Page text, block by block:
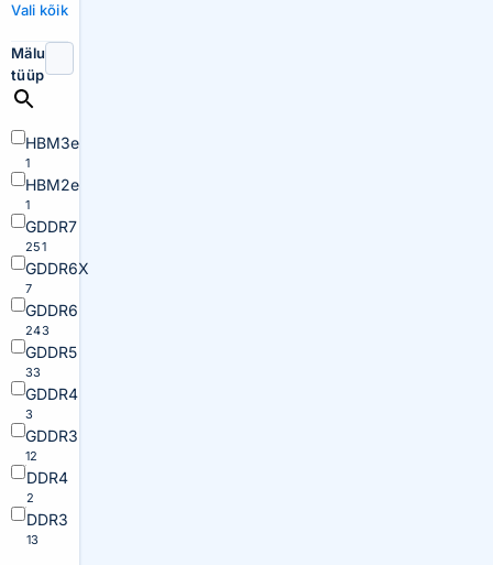
Vali kõik
Mälu
tüüp
HBM3e
1
HBM2e
1
GDDR7
251
GDDR6X
7
GDDR6
243
GDDR5
33
GDDR4
3
GDDR3
12
DDR4
2
DDR3
13